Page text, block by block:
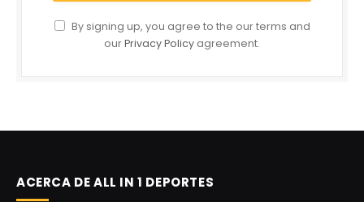
By signing up, you agree to the our terms and
ourPrivacy Policy agreement.
ACERCA DE ALL IN 1 DEPORTES